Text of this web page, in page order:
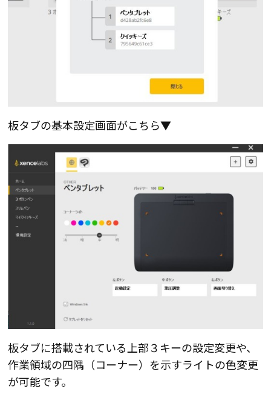
板タブの基本設定画面がこちら▼
板タブに搭載されている上部３キーの設定変更や、
作業領域の四隅（コーナー）を示すライトの色変更
が可能です。